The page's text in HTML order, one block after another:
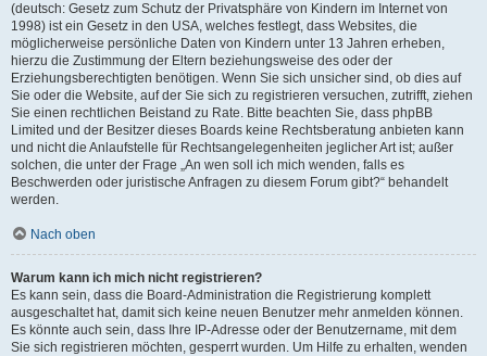
(deutsch: Gesetz zum Schutz der Privatsphäre von Kindern im Internet von
1998) ist ein Gesetz in den USA, welches festlegt, dass Websites, die
möglicherweise persönliche Daten von Kindern unter 13 Jahren erheben,
hierzu die Zustimmung der Eltern beziehungsweise des oder der
Erziehungsberechtigten benötigen. Wenn Sie sich unsicher sind, ob dies auf
Sie oder die Website, auf der Sie sich zu registrieren versuchen, zutrifft, ziehen
Sie einen rechtlichen Beistand zu Rate. Bitte beachten Sie, dass phpBB
Limited und der Besitzer dieses Boards keine Rechtsberatung anbieten kann
und nicht die Anlaufstelle für Rechtsangelegenheiten jeglicher Art ist; außer
solchen, die unter der Frage „An wen soll ich mich wenden, falls es
Beschwerden oder juristische Anfragen zu diesem Forum gibt?“ behandelt
werden.
Nach oben
Warum kann ich mich nicht registrieren?
Es kann sein, dass die Board-Administration die Registrierung komplett
ausgeschaltet hat, damit sich keine neuen Benutzer mehr anmelden können.
Es könnte auch sein, dass Ihre IP-Adresse oder der Benutzername, mit dem
Sie sich registrieren möchten, gesperrt wurden. Um Hilfe zu erhalten, wenden